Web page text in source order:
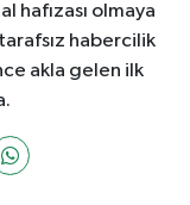
hafızası olmaya
habercilik
akla gelen ilk